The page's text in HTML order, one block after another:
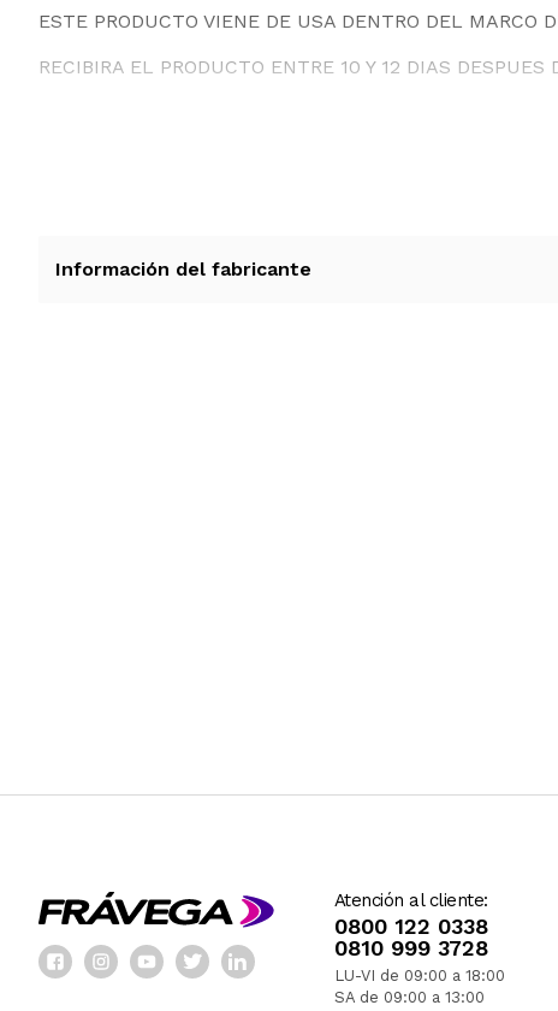
ESTE PRODUCTO VIENE DE USA DENTRO DEL MARCO
RECIBIRA EL PRODUCTO ENTRE 10 Y 12 DIAS DESPUES
Información del fabricante
Atención al cliente:
0800 122 0338
0810 999 3728
LU-VI de 09:00 a 18:00
SA de 09:00 a 13:00